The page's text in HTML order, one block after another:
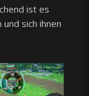
ist es
sich ihnen